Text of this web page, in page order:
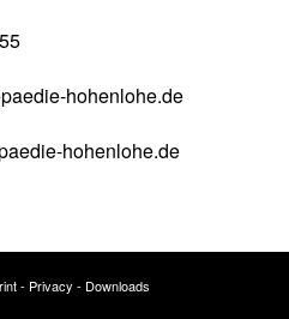
hohenlohe.de
hohenlohe.de
- Privacy- Downloads